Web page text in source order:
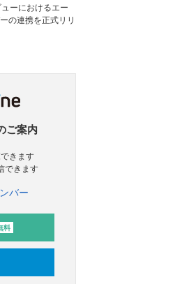
ーにおけるエー
の連携を正式リリ
ご案内
きます
できます
バー
料